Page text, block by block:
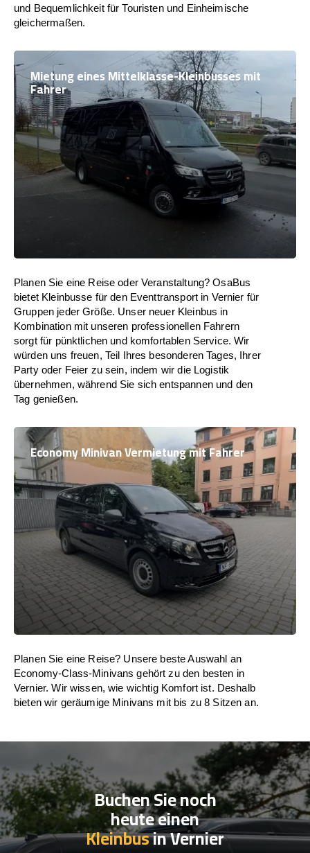
und Bequemlichkeit für Touristen und Einheimische
gleichermaßen.
Mietung eines Mittelklasse-Kleinbusses mit
Fahrer
Planen Sie eine Reise oder Veranstaltung? OsaBus
bietet Kleinbusse für den Eventtransport in Vernier für
Gruppen jeder Größe. Unser neuer Kleinbus in
Kombination mit unseren professionellen Fahrern
sorgt für pünktlichen und komfortablen Service. Wir
würden uns freuen, Teil Ihres besonderen Tages, Ihrer
Party oder Feier zu sein, indem wir die Logistik
übernehmen, während Sie sich entspannen und den
Tag genießen.
Economy Minivan Vermietung mit Fahrer
Planen Sie eine Reise? Unsere beste Auswahl an
Economy-Class-Minivans gehört zu den besten in
Vernier. Wir wissen, wie wichtig Komfort ist. Deshalb
bieten wir geräumige Minivans mit bis zu 8 Sitzen an.
Buchen Sie noch
heute einen
Kleinbusin Vernier